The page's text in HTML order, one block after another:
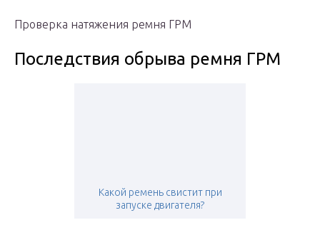
Проверка натяжения ремня ГРМ
Последствия обрыва ремня ГРМ
Какой ремень свистит при
запуске двигателя?